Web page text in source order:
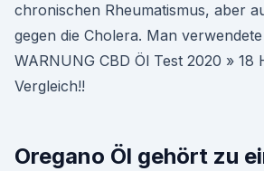
chronischen Rheumatismus, aber
gegen die Cholera. Man
WARNUNG CBD Öl Test 2020 » 18
Vergleich!!
Oregano Öl gehört zu